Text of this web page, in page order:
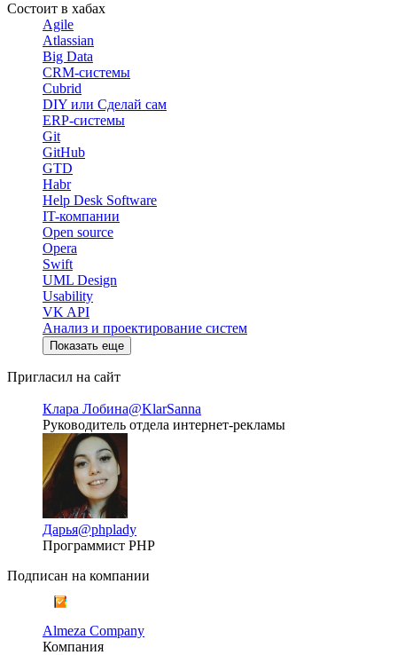
Состоит в хабах
Agile
Atlassian
Big Data
CRM-системы
Cubrid
DIY или Сделай сам
ERP-системы
Git
GitHub
GTD
Habr
Help Desk Software
IT-компании
Open source
Opera
Swift
UML Design
Usability
VK API
Анализ и проектирование систем
Показать еще
Пригласил на сайт
Клара Лобина@KlarSanna
Руководитель отдела интернет-рекламы
Дарья@phplady
Программист PHP
Подписан на компании
Almeza Company
Компания